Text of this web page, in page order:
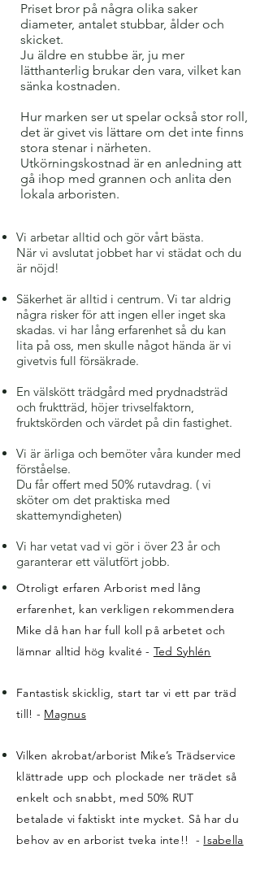
Priset bror på några olika saker
diameter, antalet stubbar, ålder och
skicket.
Ju äldre en stubbe är, ju mer
lätthanterlig brukar den vara, vilket kan
sänka kostnaden.
Hur marken ser ut spelar också stor roll,
det är givet vis lättare om det inte finns
stora stenar i närheten.
Utkörningskostnad är en anledning att
gå ihop med grannen och anlita den
lokala arboristen.
Vi arbetar alltid och gör vårt bästa.
När vi avslutat jobbet har vi städat och du
är nöjd!
Säkerhet är alltid i centrum. Vi tar aldrig
några risker för att ingen eller inget ska
skadas. vi har lång erfarenhet så du kan
lita på oss, men skulle något hända är vi
givetvis full försäkrade.
En välskött trädgård med prydnadsträd
och fruktträd, höjer trivselfaktorn,
fruktskörden och värdet på din fastighet.
Vi är ärliga och bemöter våra kunder med
förståelse.
Du får offert med 50% rutavdrag. ( vi
sköter om det praktiska med
skattemyndigheten)
Vi har vetat vad vi gör i över 23 år och
garanterar ett välutfört jobb.
Otroligt erfaren Arborist med lång
erfarenhet, kan verkligen rekommendera
Mike då han har full koll på arbetet och
lämnar alltid hög kvalité - Ted Syhlén
Fantastisk skicklig, start tar vi ett par träd
till! - Magnus
Vilken akrobat/arborist Mike’s Trädservice
klättrade upp och plockade ner trädet så
enkelt och snabbt, med 50% RUT
betalade vi faktiskt inte mycket. Så har du
behov av en arborist tveka inte!! - Isabella